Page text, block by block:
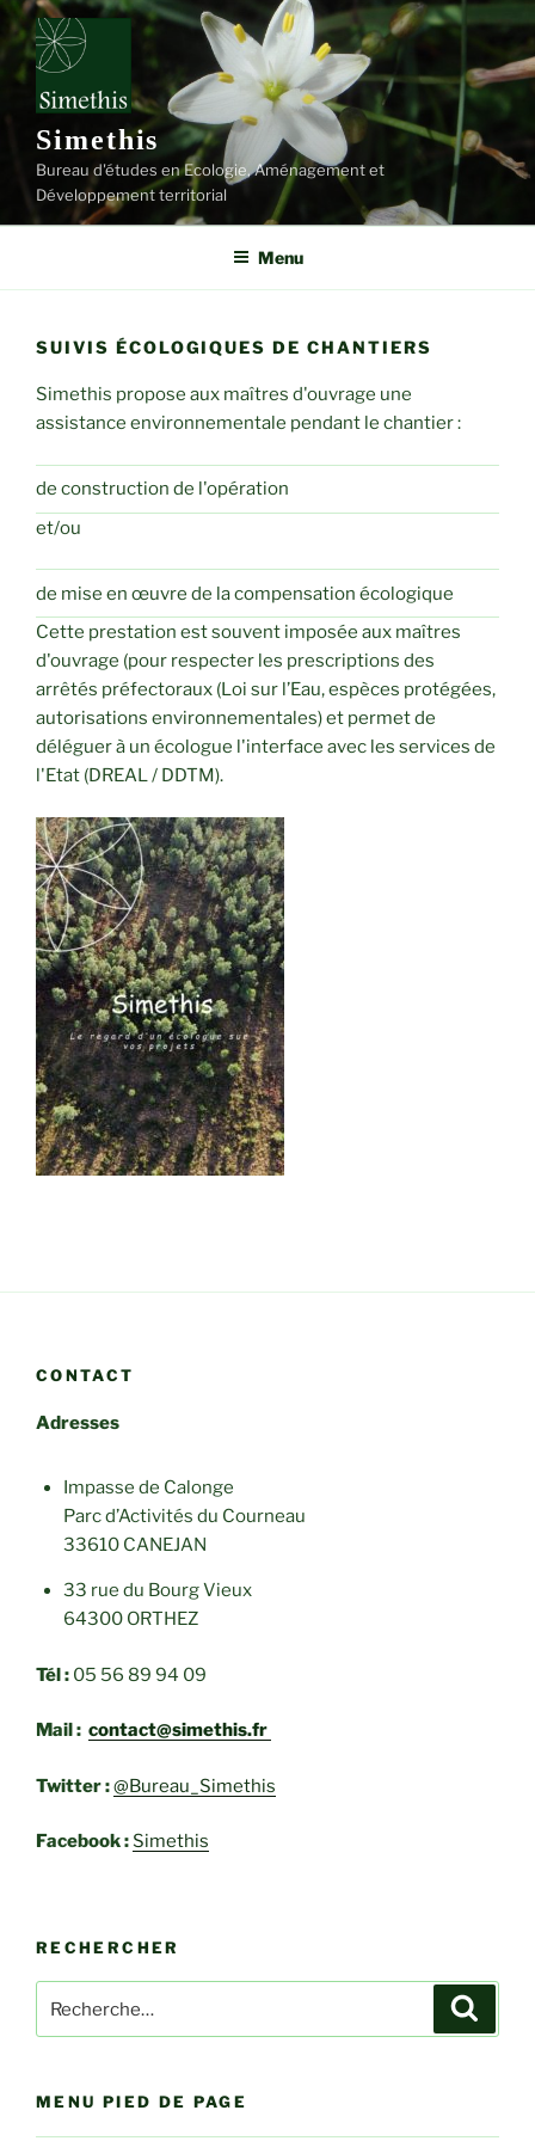
Aller
au
contenu
principal
Simethis
Bureau d'études en Ecologie, Aménagement et
Développement territorial
Menu
SUIVIS ÉCOLOGIQUES DE CHANTIERS
Simethis propose aux maîtres d'ouvrage une
assistance environnementale pendant le chantier :
de construction de l'opération
et/ou
de mise en œuvre de la compensation écologique
Cette prestation est souvent imposée aux maîtres
d'ouvrage (pour respecter les prescriptions des
arrêtés préfectoraux (Loi sur l’Eau, espèces protégées,
autorisations environnementales) et permet de
déléguer à un écologue l'interface avec les services de
l'Etat (DREAL / DDTM).
CONTACT
Adresses
Impasse de Calonge
Parc d’Activités du Courneau
33610 CANEJAN
33 rue du Bourg Vieux
64300 ORTHEZ
Tél : 05 56 89 94 09
Mail : contact@simethis.fr
Twitter :@Bureau_Simethis
Facebook : Simethis
RECHERCHER
pour
MENU PIED DE PAGE